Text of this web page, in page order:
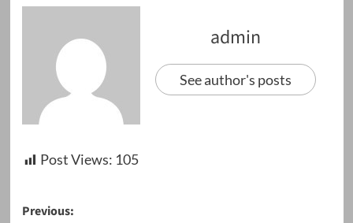
admin
See author's posts
Post Views: 105
Post
Previous: